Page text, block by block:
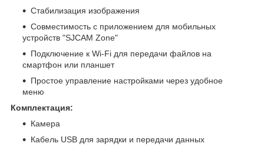
Стабилизация изображения
Совместимость с приложением для мобильных
устройств "SJCAM Zone"
Подключение к Wi-Fi для передачи файлов на
смартфон или планшет
Простое управление настройками через удобное
меню
Комплектация:
Камера
Кабель USB для зарядки и передачи данных